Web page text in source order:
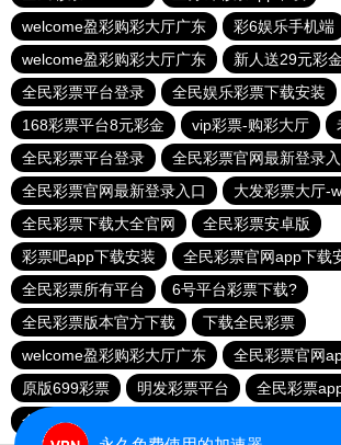
welcome盈彩购彩大厅广东
彩6娱乐手机端
welcome盈彩购彩大厅广东
新人送29元彩
全民彩票平台登录
全民娱乐彩票下载安装
168彩票平台8元彩金
vip彩票-购彩大厅
全民彩票平台登录
全民彩票官网最新登录
全民彩票官网最新登录入口
大发彩票大厅-
全民彩票下载大全官网
全民彩票安卓版
彩票吧app下载安装
全民彩票官网app下载
全民彩票所有平台
6号平台彩票下载?
全民彩票版本官方下载
下载全民彩票
welcome盈彩购彩大厅广东
全民彩票官网
原版699彩票
明发彩票平台
全民彩票
全民彩票下载大全官网